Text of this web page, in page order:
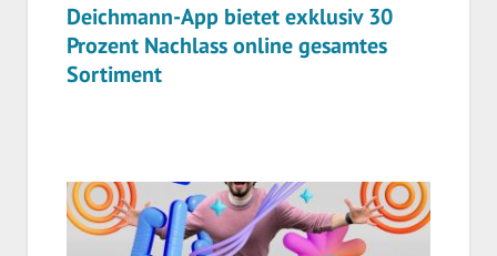
Deichmann-App bietet exklusiv 30
Prozent Nachlass online gesamtes
Sortiment